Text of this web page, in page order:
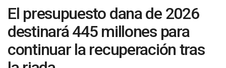
El presupuesto dana de 2026
destinará 445 millones para
continuar la recuperación tras